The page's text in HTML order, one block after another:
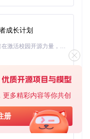
多精彩内容等你共创
册
]
, "delete", "share"]
成长计划
「源启盛夏」暑期校园开发者成长计划旨在激活校园开源力量，通过积分激励、认证扶持、资源倾斜等形式，引导高校组织和开发者完成「入驻 — 建项目 — 做贡献 — 获认证 — 得资源」的完整闭环。无论你是想带领社团入驻平台的组织者，还是希望用代码贡献证明自己的开发者，都能在这里找到属于你的成长路径。
基于Python的Xiaozhi AI，适用于想要完整Xiaozhi体验而无需拥有专用硬件的用户。